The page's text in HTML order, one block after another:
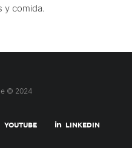
y comida.
© 2024
YOUTUBE LINKEDIN